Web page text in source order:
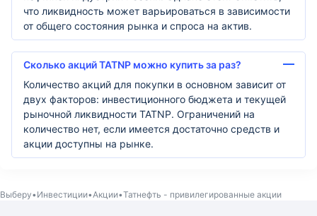
что ликвидность может варьироваться в зависимости
от общего состояния рынка и спроса на актив.
Сколько акций TATNP можно купить за раз?
Количество акций для покупки в основном зависит от
двух факторов: инвестиционного бюджета и текущей
рыночной ликвидности TATNP. Ограничений на
количество нет, если имеется достаточно средств и
акции доступны на рынке.
Выберу Инвестиции Акции Татнефть - привилегированные акции